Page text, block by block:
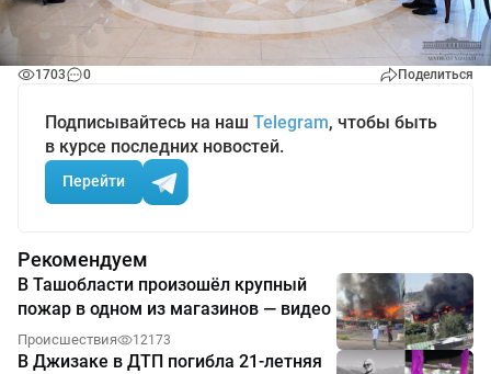
1703 0 Поделиться
Подписывайтесь на наш Telegram, чтобы быть
в курсе последних новостей.
Перейти
Рекомендуем
В Ташобласти произошёл крупный
пожар в одном из магазинов — видео
Происшествия 12173
В Джизаке в ДТП погибла 21-летняя